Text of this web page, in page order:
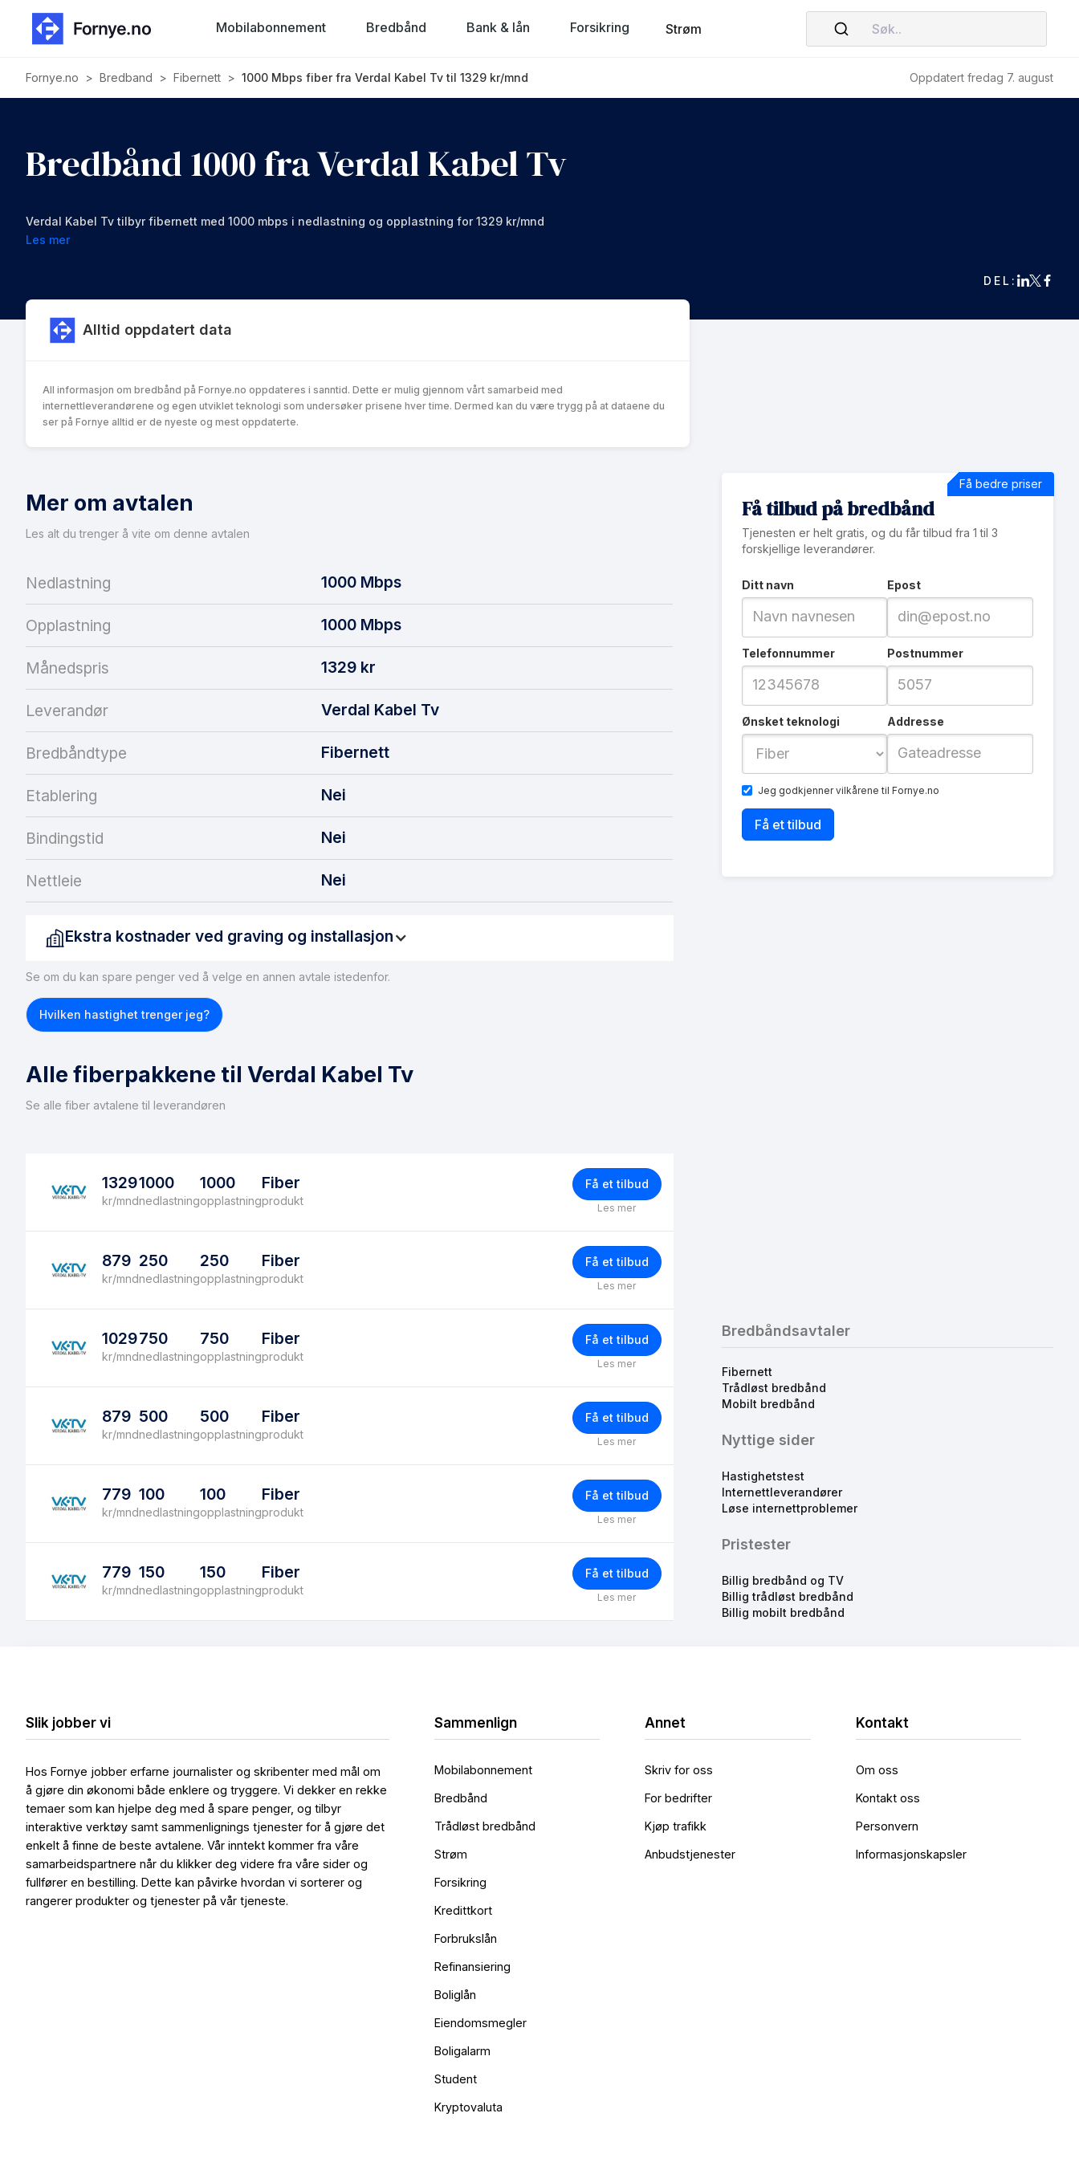
Mobilabonnement Bredbånd Bank & lån Forsikring Strøm Søk..
Fornye.no > Bredband > Fibernett > 1000 Mbps fiber fra Verdal Kabel Tv til 1329 kr/mnd Oppdatert fredag 7. august
Bredbånd 1000 fra Verdal Kabel Tv
Verdal Kabel Tv tilbyr fibernett med 1000 mbps i nedlastning og opplastning for 1329 kr/mnd
Les mer
DEL:
Alltid oppdatert data
All informasjon om bredbånd på Fornye.no oppdateres i sanntid. Dette er mulig gjennom vårt samarbeid med
internettleverandørene og egen utviklet teknologi som undersøker prisene hver time. Dermed kan du være trygg på at dataene du
ser på Fornye alltid er de nyeste og mest oppdaterte.
Mer om avtalen
Les alt du trenger å vite om denne avtalen
Nedlastning 1000 Mbps
Opplastning 1000 Mbps
Månedspris 1329 kr
Leverandør Verdal Kabel Tv
Bredbåndtype Fibernett
Etablering Nei
Bindingstid Nei
Nettleie Nei
Ekstra kostnader ved graving og installasjon
fiberforbindelse til boligen, kan du forvente gravekostnader på mellom 15 000 og 30 000 kroner. Det er viktig å
merke seg at ikke alle boliger er egnet for fiberinstallasjon. Hvis du befinner deg i en situasjon der fiber ikke kan
Se om du kan spare penger ved å velge en annen avtale istedenfor.
Hvilken hastighet trenger jeg?
Alle fiberpakkene til Verdal Kabel Tv
Se alle fiber avtalene til leverandøren
1329
kr/mnd
1000
nedlastning
1000
opplastning
Fiber
produkt
Få et tilbud
Les mer
879
kr/mnd
250
nedlastning
250
opplastning
Fiber
produkt
Få et tilbud
Les mer
1029
kr/mnd
750
nedlastning
750
opplastning
Fiber
produkt
Få et tilbud
Les mer
879
kr/mnd
500
nedlastning
500
opplastning
Fiber
produkt
Få et tilbud
Les mer
779
kr/mnd
100
nedlastning
100
opplastning
Fiber
produkt
Få et tilbud
Les mer
779
kr/mnd
150
nedlastning
150
opplastning
Fiber
produkt
Få et tilbud
Les mer
Få tilbud på bredbånd
Tjenesten er helt gratis, og du får tilbud fra 1 til 3
forskjellige leverandører.
Ditt navn Epost
Telefonnummer Postnummer
Ønsket teknologi Addresse
Jeg godkjennervilkårene til Fornye.no
Få bedre priser
Bredbåndsavtaler
Fibernett
Trådløst bredbånd
Mobilt bredbånd
Nyttige sider
Hastighetstest
Internettleverandører
Løse internettproblemer
Pristester
Billig bredbånd og TV
Billig trådløst bredbånd
Billig mobilt bredbånd
Slik jobber vi
Hos Fornye jobber erfarne journalister og skribenter med mål om
å gjøre din økonomi både enklere og tryggere. Vi dekker en rekke
temaer som kan hjelpe deg med å spare penger, og tilbyr
interaktive verktøy samt sammenlignings tjenester for å gjøre det
enkelt å finne de beste avtalene. Vår inntekt kommer fra våre
samarbeidspartnere når du klikker deg videre fra våre sider og
fullfører en bestilling. Dette kan påvirke hvordan vi sorterer og
rangerer produkter og tjenester på vår tjeneste.
Sammenlign
Mobilabonnement
Bredbånd
Trådløst bredbånd
Strøm
Forsikring
Kredittkort
Forbrukslån
Refinansiering
Boliglån
Eiendomsmegler
Boligalarm
Student
Kryptovaluta
Annet
Skriv for oss
For bedrifter
Kjøp trafikk
Anbudstjenester
Kontakt
Om oss
Kontakt oss
Personvern
Informasjonskapsler